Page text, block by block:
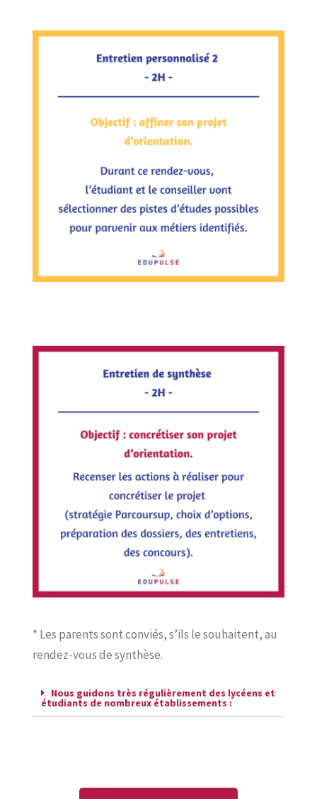
* Les parents sont conviés, s’ils le souhaitent, au
rendez-vous de synthèse.
Nous guidons très régulièrement des lycéens et
étudiants de nombreux établissements :